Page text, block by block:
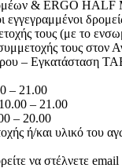
& ERGO
τους (με το
τους στον
– Εγκατάσταση
– 21.00
– 21.00
– 20.00
ή/και υλικό του
να στέλνετε email